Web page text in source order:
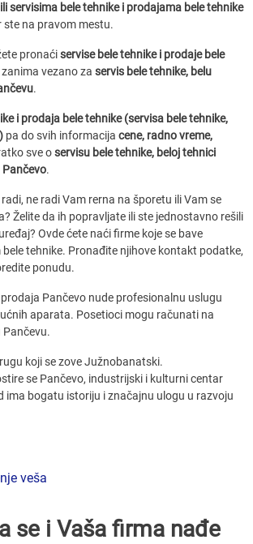
servisima bele tehnike i prodajama bele tehnike
ste na pravom mestu.
pronaćiservise bele tehnike i prodaje bele
vezano za servis bele tehnike, belu
.
i prodaja bele tehnike (servisa bele tehnike,
pa do svih informacija cene, radno vreme,
sve oservisu bele tehnike, beloj tehnici
Pančevo.
ne radi Vam rerna na šporetu ili Vam se
Želite da ih popravljate ili ste jednostavno rešili
Ovde ćete naći firme koje se bave
tehnike. Pronađite njihove kontakt podatke,
ponudu.
prodaja Pančevo nude profesionalnu uslugu
aparata. Posetioci mogu računati na
koji se zove Južnobanatski.
se Pančevo, industrijski i kulturni centar
ima bogatu istoriju i značajnu ulogu u razvoju
veša
se i Vaša firma nađe